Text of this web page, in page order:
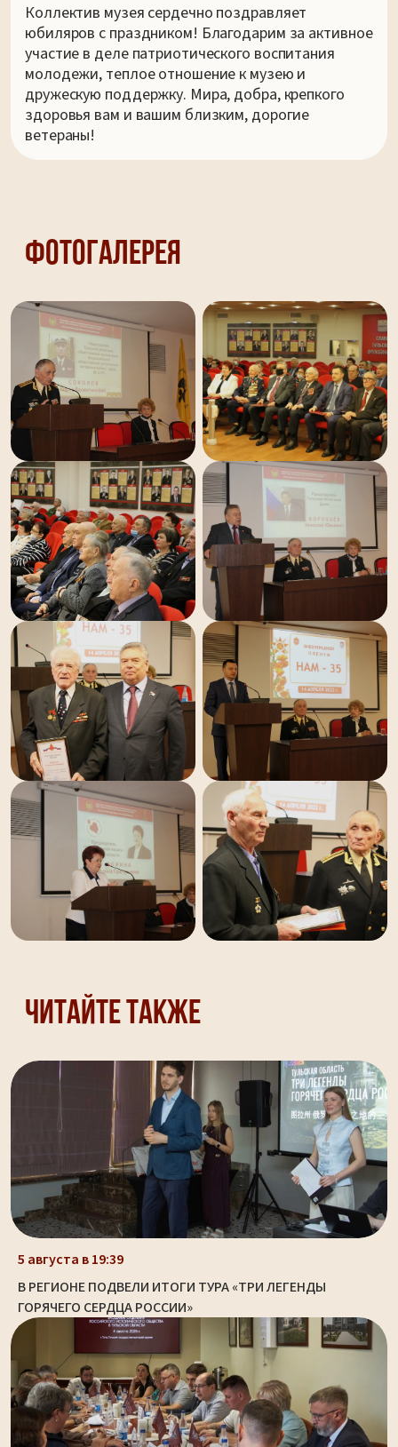
Коллектив музея сердечно поздравляет
юбиляров с праздником! Благодарим за активное
участие в деле патриотического воспитания
молодежи, теплое отношение к музею и
дружескую поддержку. Мира, добра, крепкого
здоровья вам и вашим близким, дорогие
ветераны!
Фотогалерея
Читайте также
5 августа в 19:39
В РЕГИОНЕ ПОДВЕЛИ ИТОГИ ТУРА «ТРИ ЛЕГЕНДЫ
ГОРЯЧЕГО СЕРДЦА РОССИИ»